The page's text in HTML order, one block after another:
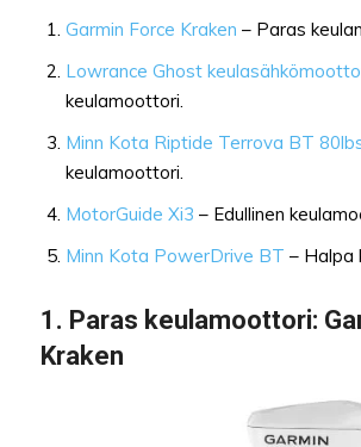
Garmin Force Kraken – Paras
Lowrance Ghost
keulamoottori.
Minn Kota Riptide Terrova BT
keulamoottori.
MotorGuide Xi3 – Edullinen
Minn Kota PowerDrive BT – Halpa
1. Paras keulamoottori:
Kraken